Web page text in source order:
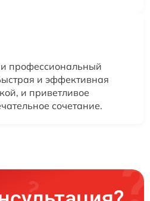
профессиональный
и эффективная
и приветливое
сочетание.